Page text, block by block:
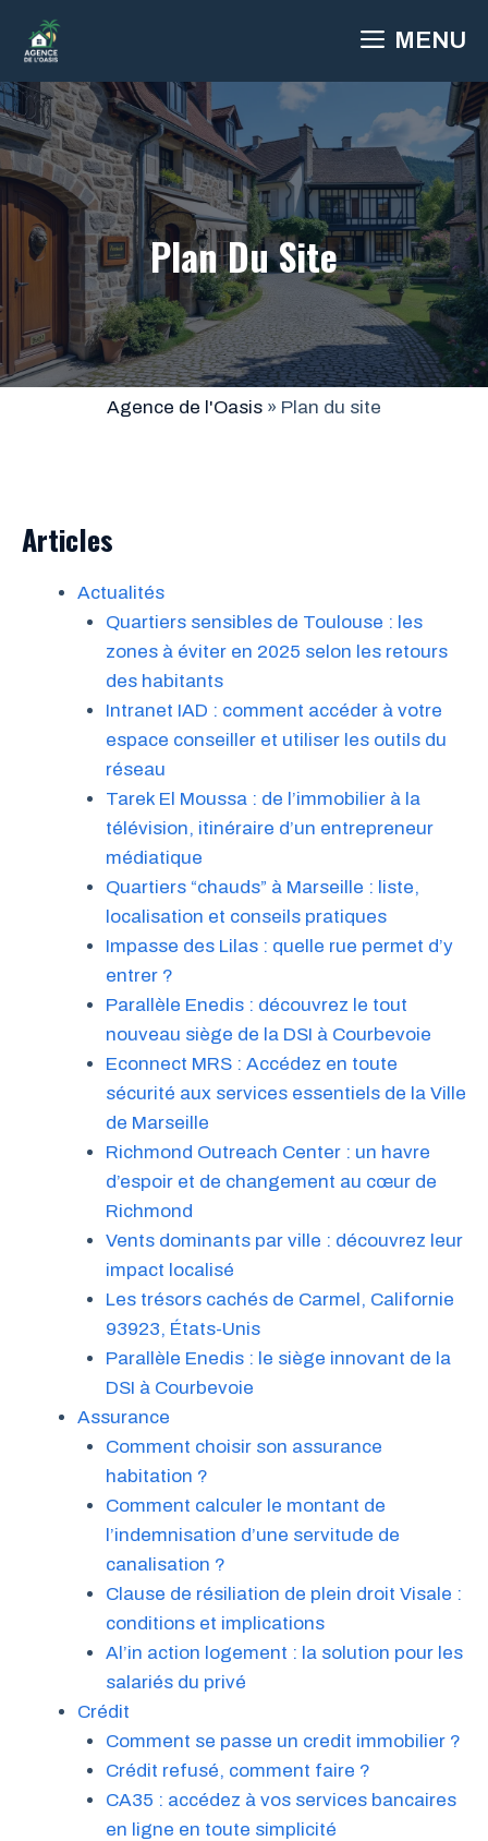
MENU
Plan Du Site
Agence de l'Oasis » Plan du site
Articles
Actualités
Quartiers sensibles de Toulouse : les
zones à éviter en 2025 selon les retours
des habitants
Intranet IAD : comment accéder à votre
espace conseiller et utiliser les outils du
réseau
Tarek El Moussa : de l’immobilier à la
télévision, itinéraire d’un entrepreneur
médiatique
Quartiers “chauds” à Marseille : liste,
localisation et conseils pratiques
Impasse des Lilas : quelle rue permet d’y
entrer ?
Parallèle Enedis : découvrez le tout
nouveau siège de la DSI à Courbevoie
Econnect MRS : Accédez en toute
sécurité aux services essentiels de la Ville
de Marseille
Richmond Outreach Center : un havre
d’espoir et de changement au cœur de
Richmond
Vents dominants par ville : découvrez leur
impact localisé
Les trésors cachés de Carmel, Californie
93923, États-Unis
Parallèle Enedis : le siège innovant de la
DSI à Courbevoie
Assurance
Comment choisir son assurance
habitation ?
Comment calculer le montant de
l’indemnisation d’une servitude de
canalisation ?
Clause de résiliation de plein droit Visale :
conditions et implications
Al’in action logement : la solution pour les
salariés du privé
Crédit
Comment se passe un credit immobilier ?
Crédit refusé, comment faire ?
CA35 : accédez à vos services bancaires
en ligne en toute simplicité